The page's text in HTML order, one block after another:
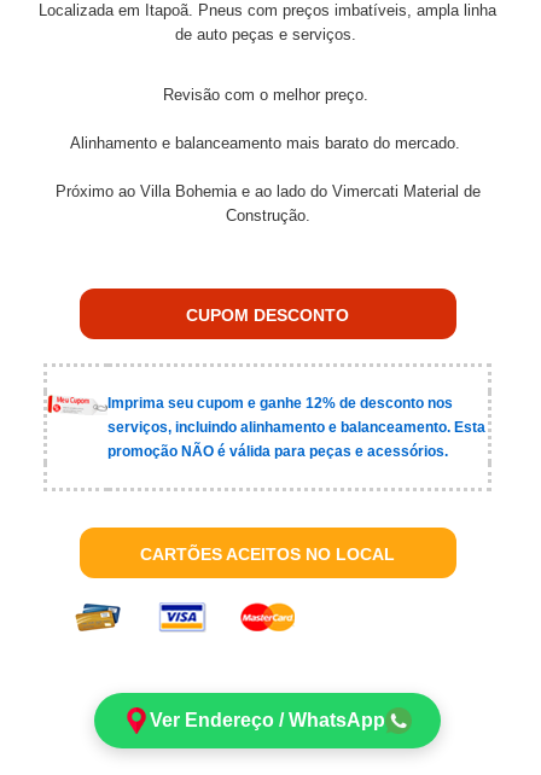
Localizada em Itapoã. Pneus com preços imbatíveis, ampla linha
de auto peças e serviços.
Revisão com o melhor preço.
Alinhamento e balanceamento mais barato do mercado.
Próximo ao Villa Bohemia e ao lado do Vimercati Material de
Construção.
CUPOM DESCONTO
Imprima seu cupom e ganhe 12% de desconto nos
serviços, incluindo alinhamento e balanceamento. Esta
promoção NÃO é válida para peças e acessórios.
CARTÕES ACEITOS NO LOCAL
Ver Endereço / WhatsApp